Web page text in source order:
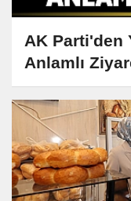
AK Parti'den
Anlamlı